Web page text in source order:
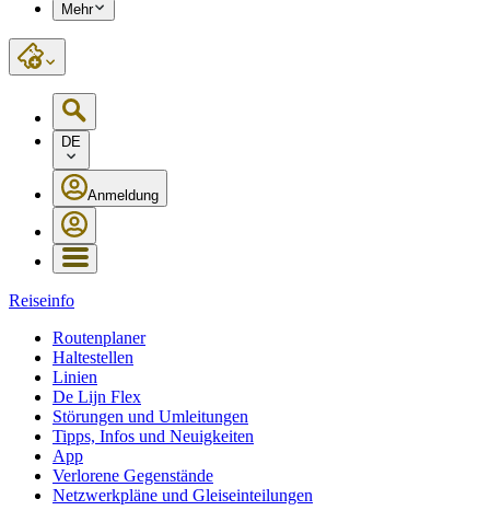
Mehr
DE
Anmeldung
Reiseinfo
Routenplaner
Haltestellen
Linien
De Lijn Flex
Störungen und Umleitungen
Tipps, Infos und Neuigkeiten
App
Verlorene Gegenstände
Netzwerkpläne und Gleiseinteilungen